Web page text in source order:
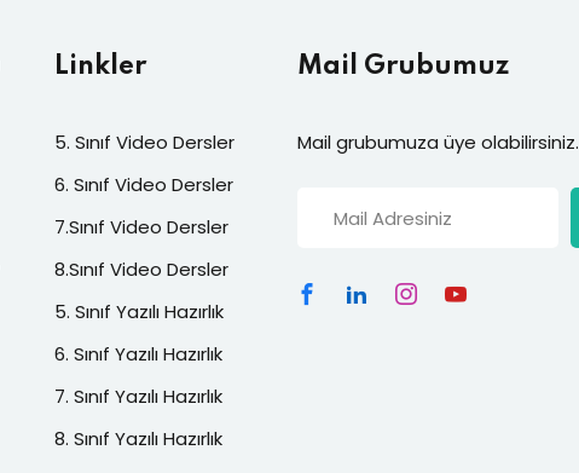
Linkler
5. Sınıf Video Dersler
6. Sınıf Video Dersler
7.Sınıf Video Dersler
8.Sınıf Video Dersler
5. Sınıf Yazılı Hazırlık
6. Sınıf Yazılı Hazırlık
7. Sınıf Yazılı Hazırlık
8. Sınıf Yazılı Hazırlık
Mail Grubumuz
Mail grubumuza üye olabilirsiniz.